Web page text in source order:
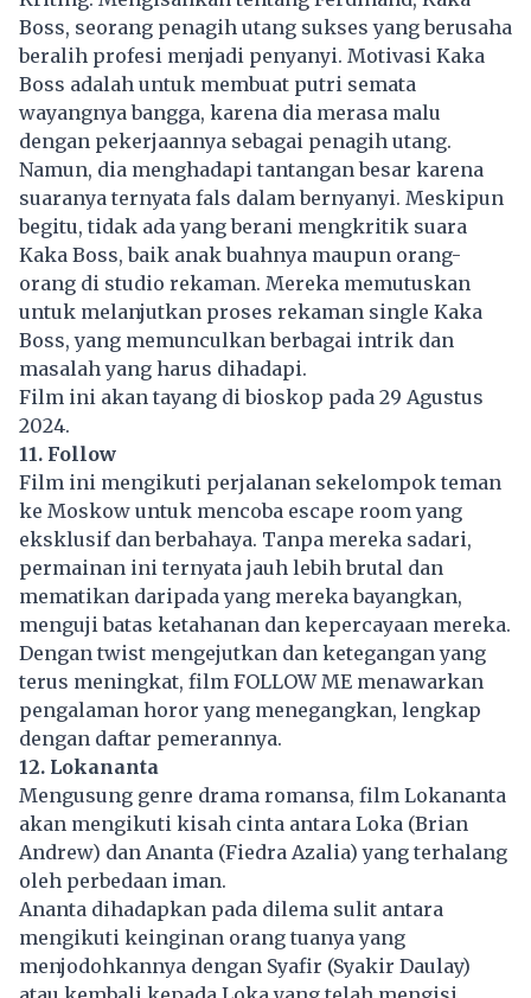
Boss, seorang penagih utang sukses yang berusaha
beralih profesi menjadi penyanyi. Motivasi Kaka
Boss adalah untuk membuat putri semata
wayangnya bangga, karena dia merasa malu
dengan pekerjaannya sebagai penagih utang.
Namun, dia menghadapi tantangan besar karena
suaranya ternyata fals dalam bernyanyi. Meskipun
begitu, tidak ada yang berani mengkritik suara
Kaka Boss, baik anak buahnya maupun orang-
orang di studio rekaman. Mereka memutuskan
untuk melanjutkan proses rekaman single Kaka
Boss, yang memunculkan berbagai intrik dan
masalah yang harus dihadapi.
Film ini akan tayang di bioskop pada 29 Agustus
2024.
11. Follow
Film ini mengikuti perjalanan sekelompok teman
ke Moskow untuk mencoba escape room yang
eksklusif dan berbahaya. Tanpa mereka sadari,
permainan ini ternyata jauh lebih brutal dan
mematikan daripada yang mereka bayangkan,
menguji batas ketahanan dan kepercayaan mereka.
Dengan twist mengejutkan dan ketegangan yang
terus meningkat, film FOLLOW ME menawarkan
pengalaman horor yang menegangkan, lengkap
dengan daftar pemerannya.
12. Lokananta
Mengusung genre drama romansa, film Lokananta
akan mengikuti kisah cinta antara Loka (Brian
Andrew) dan Ananta (Fiedra Azalia) yang terhalang
oleh perbedaan iman.
Ananta dihadapkan pada dilema sulit antara
mengikuti keinginan orang tuanya yang
menjodohkannya dengan Syafir (Syakir Daulay)